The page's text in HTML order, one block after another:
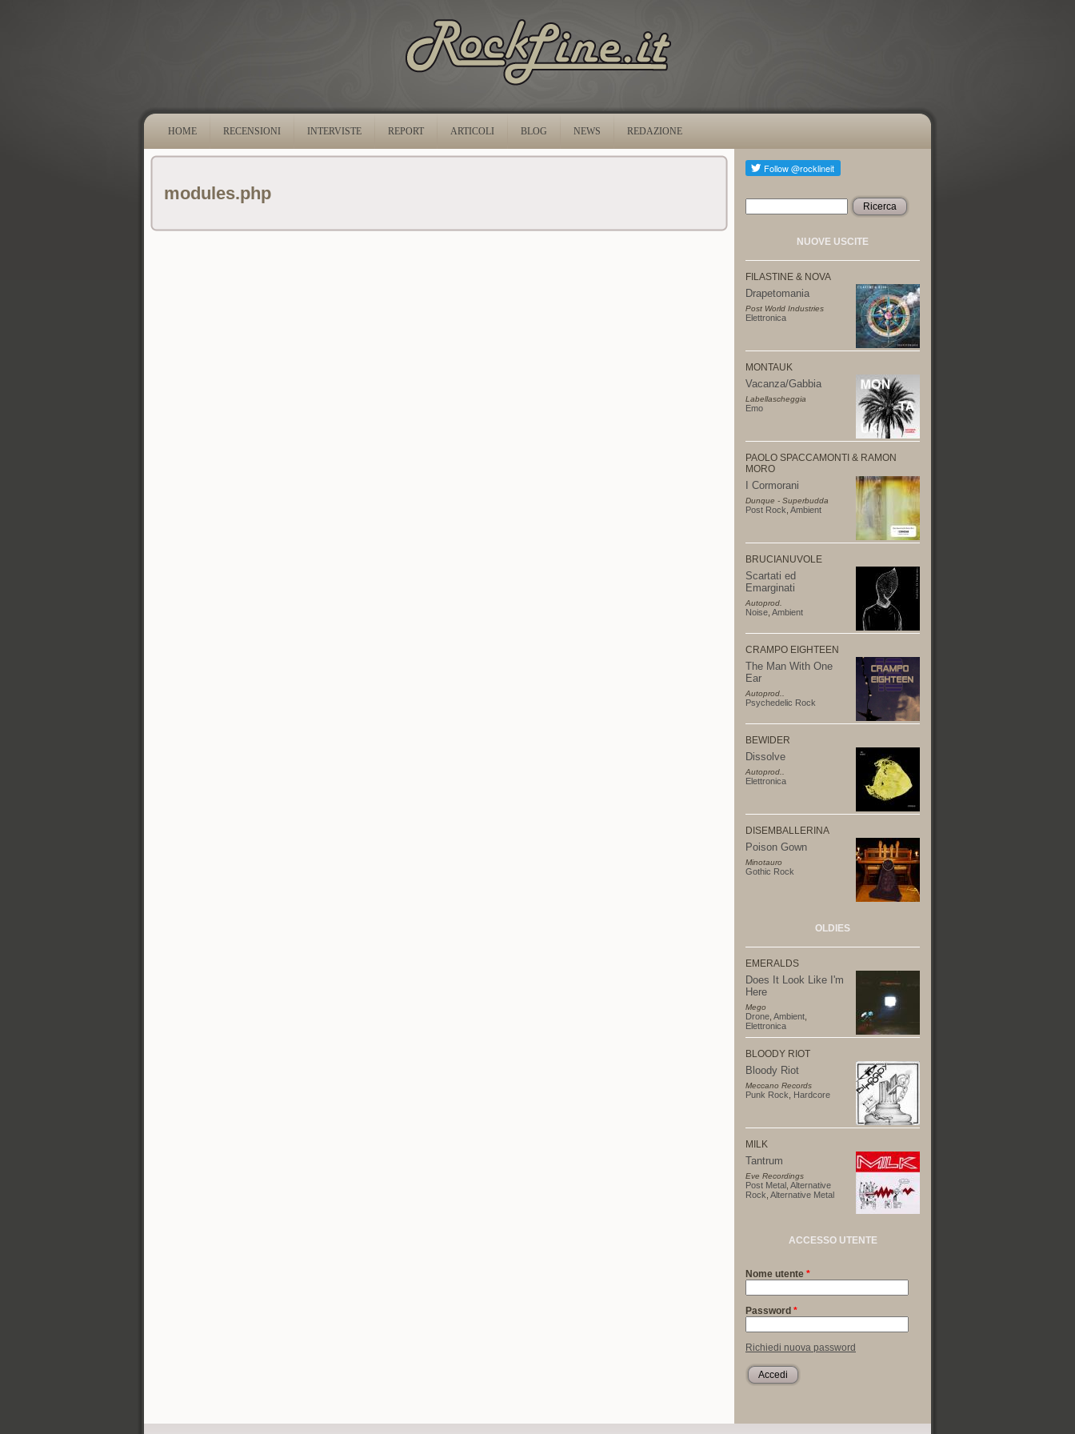
HOME RECENSIONI INTERVISTE REPORT ARTICOLI BLOG NEWS REDAZIONE
modules.php
Form di ricerca
Ricerca
NUOVE USCITE
FILASTINE & NOVA
Drapetomania
Post World Industries
Elettronica
MONTAUK
Vacanza/Gabbia
Labellascheggia
Emo
PAOLO SPACCAMONTI & RAMON
MORO
I Cormorani
Dunque - Superbudda
Post Rock Ambient
BRUCIANUVOLE
Scartati ed
Emarginati
Autoprod.
Noise Ambient
CRAMPO EIGHTEEN
The Man With One
Ear
Autoprod..
Psychedelic Rock
BEWIDER
Dissolve
Autoprod..
Elettronica
DISEMBALLERINA
Poison Gown
Minotauro
Gothic Rock
OLDIES
EMERALDS
Does It Look Like I'm
Here
Mego
Drone Ambient
Elettronica
BLOODY RIOT
Bloody Riot
Meccano Records
Punk Rock Hardcore
MILK
Tantrum
Eve Recordings
Post Metal Alternative
Rock Alternative Metal
ACCESSO UTENTE
Nome utente *
Password *
Richiedi nuova password